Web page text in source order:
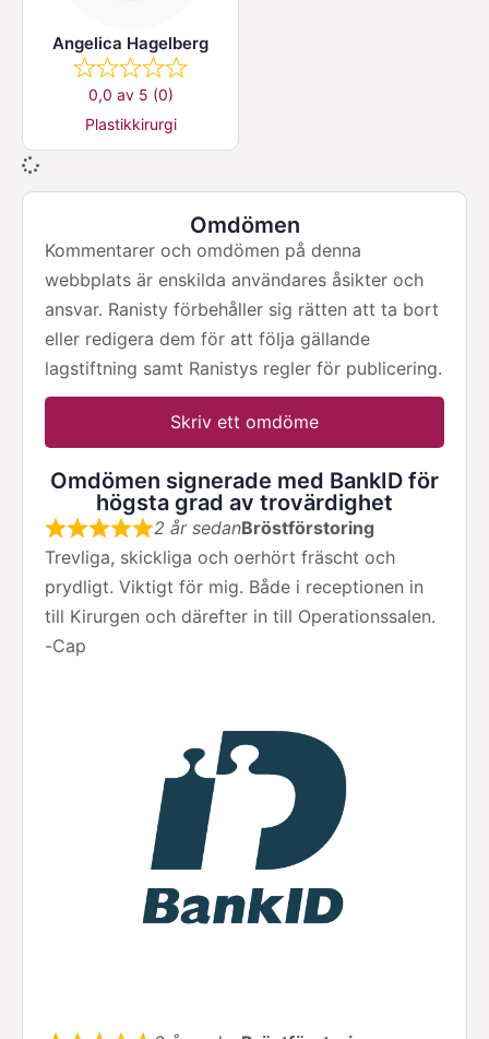
Angelica Hagelberg
0,0 av 5 (0)
Plastikkirurgi
Omdömen
Kommentarer och omdömen på denna
webbplats är enskilda användares åsikter och
ansvar. Ranisty förbehåller sig rätten att ta bort
eller redigera dem för att följa gällande
lagstiftning samt Ranistys regler för publicering.
Skriv ett omdöme
Omdömen signerade med BankID för
högsta grad av trovärdighet
2 år sedanBröstförstoring
Trevliga, skickliga och oerhört fräscht och
prydligt. Viktigt för mig. Både i receptionen in
till Kirurgen och därefter in till Operationssalen.
-Cap